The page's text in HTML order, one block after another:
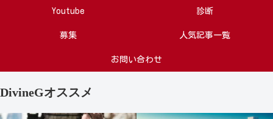
Youtube 診断
募集 人気記事一覧
お問い合わせ
DivineGオススメ